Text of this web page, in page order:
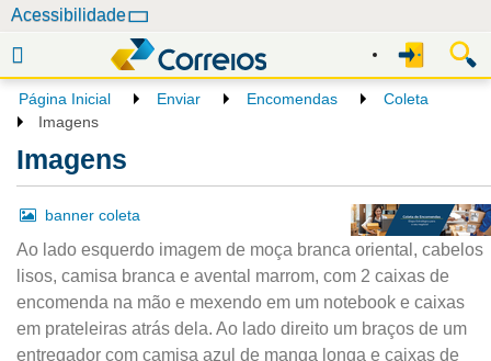
Acessibilidade
Página Inicial Enviar Encomendas
Coleta
Imagens
Imagens
banner coleta
Ao lado esquerdo imagem de moça branca oriental, cabelos
lisos, camisa branca e avental marrom, com 2 caixas de
encomenda na mão e mexendo em um notebook e caixas
em prateleiras atrás dela. Ao lado direito um braços de um
entregador com camisa azul de manga longa e caixas de